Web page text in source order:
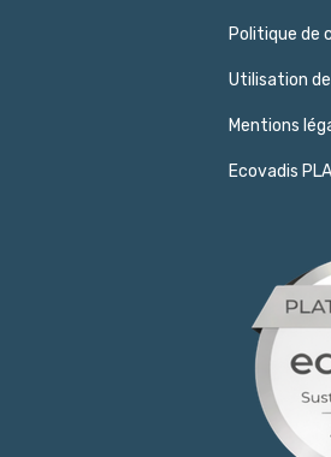
Politique de
Utilisation
Mentions
Ecovadis